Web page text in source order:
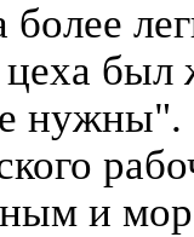
более
цеха
нужны".
и